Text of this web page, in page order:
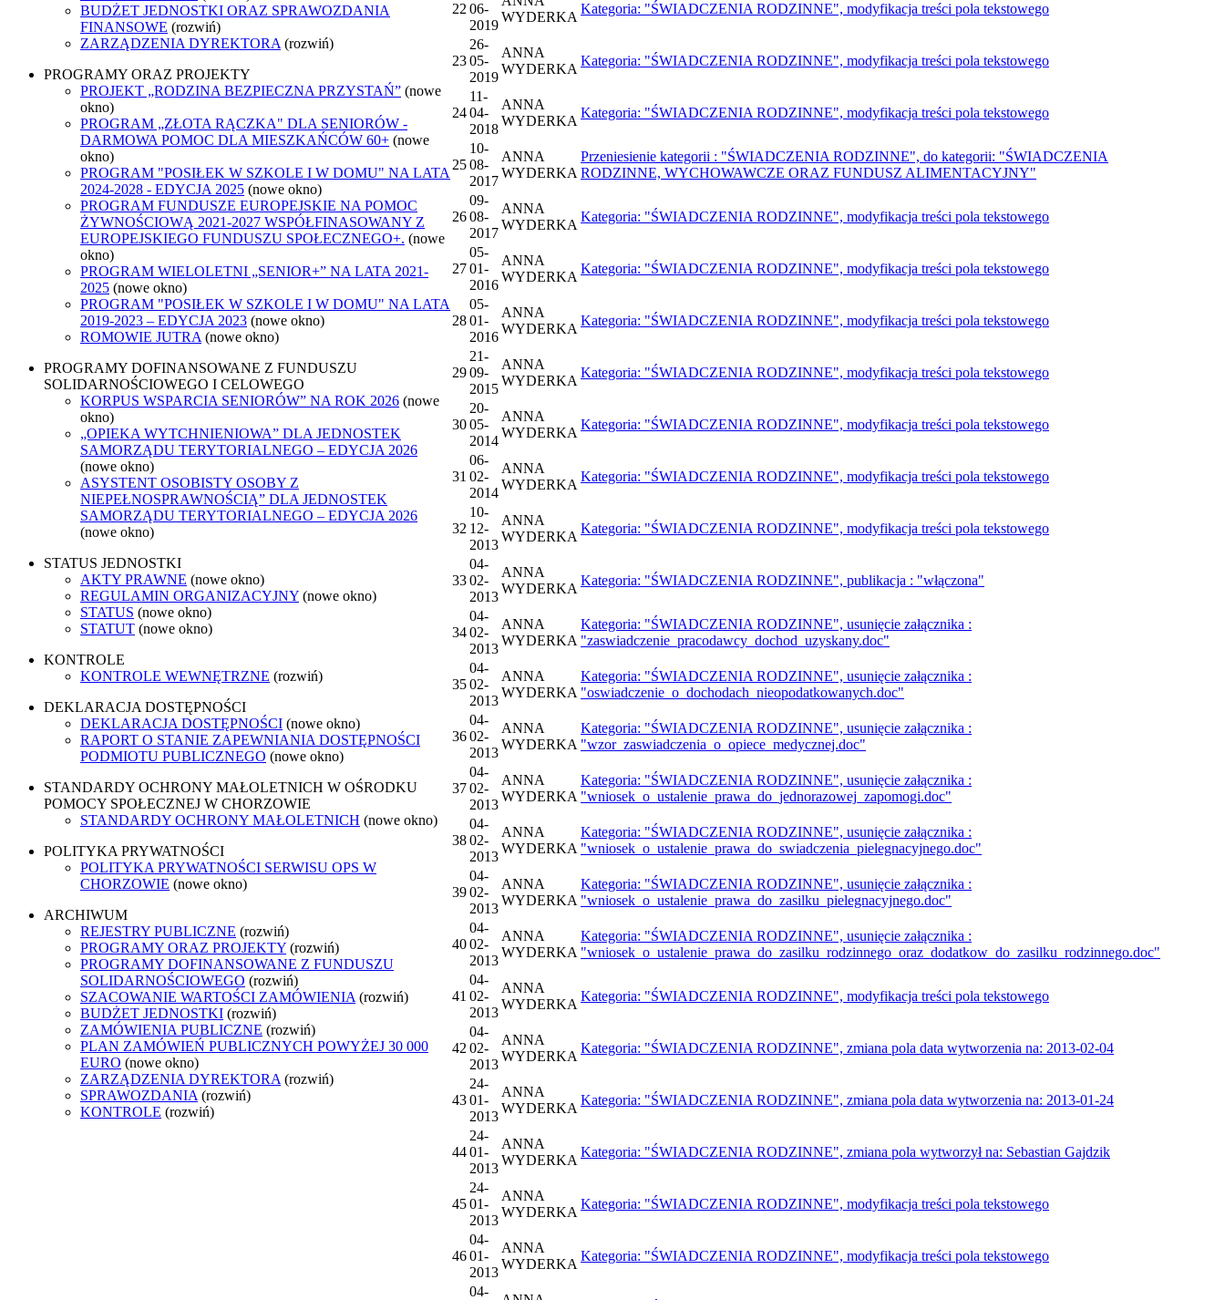
BUDŻET JEDNOSTKI ORAZ SPRAWOZDANIA
FINANSOWE (rozwiń)
ZARZĄDZENIA DYREKTORA (rozwiń)
PROGRAMY ORAZ PROJEKTY
PROJEKT „RODZINA BEZPIECZNA PRZYSTAŃ” (nowe
okno)
PROGRAM „ZŁOTA RĄCZKA" DLA SENIORÓW -
DARMOWA POMOC DLA MIESZKAŃCÓW 60+ (nowe
okno)
PROGRAM "POSIŁEK W SZKOLE I W DOMU" NA LATA
2024-2028 - EDYCJA 2025 (nowe okno)
PROGRAM FUNDUSZE EUROPEJSKIE NA POMOC
ŻYWNOŚCIOWĄ 2021-2027 WSPÓŁFINASOWANY Z
EUROPEJSKIEGO FUNDUSZU SPOŁECZNEGO+. (nowe
okno)
PROGRAM WIELOLETNI „SENIOR+” NA LATA 2021-
2025 (nowe okno)
PROGRAM "POSIŁEK W SZKOLE I W DOMU" NA LATA
2019-2023 – EDYCJA 2023 (nowe okno)
ROMOWIE JUTRA (nowe okno)
PROGRAMY DOFINANSOWANE Z FUNDUSZU
SOLIDARNOŚCIOWEGO I CELOWEGO
KORPUS WSPARCIA SENIORÓW” NA ROK 2026 (nowe
okno)
„OPIEKA WYTCHNIENIOWA” DLA JEDNOSTEK
SAMORZĄDU TERYTORIALNEGO – EDYCJA 2026
(nowe okno)
ASYSTENT OSOBISTY OSOBY Z
NIEPEŁNOSPRAWNOŚCIĄ” DLA JEDNOSTEK
SAMORZĄDU TERYTORIALNEGO – EDYCJA 2026
(nowe okno)
STATUS JEDNOSTKI
AKTY PRAWNE (nowe okno)
REGULAMIN ORGANIZACYJNY (nowe okno)
STATUS (nowe okno)
STATUT (nowe okno)
KONTROLE
KONTROLE WEWNĘTRZNE (rozwiń)
DEKLARACJA DOSTĘPNOŚCI
DEKLARACJA DOSTĘPNOŚCI (nowe okno)
RAPORT O STANIE ZAPEWNIANIA DOSTĘPNOŚCI
PODMIOTU PUBLICZNEGO (nowe okno)
STANDARDY OCHRONY MAŁOLETNICH W OŚRODKU
POMOCY SPOŁECZNEJ W CHORZOWIE
STANDARDY OCHRONY MAŁOLETNICH (nowe okno)
POLITYKA PRYWATNOŚCI
POLITYKA PRYWATNOŚCI SERWISU OPS W
CHORZOWIE (nowe okno)
ARCHIWUM
REJESTRY PUBLICZNE (rozwiń)
PROGRAMY ORAZ PROJEKTY (rozwiń)
PROGRAMY DOFINANSOWANE Z FUNDUSZU
SOLIDARNOŚCIOWEGO (rozwiń)
SZACOWANIE WARTOŚCI ZAMÓWIENIA (rozwiń)
BUDŻET JEDNOSTKI (rozwiń)
ZAMÓWIENIA PUBLICZNE (rozwiń)
PLAN ZAMÓWIEŃ PUBLICZNYCH POWYŻEJ 30 000
EURO (nowe okno)
ZARZĄDZENIA DYREKTORA (rozwiń)
SPRAWOZDANIA (rozwiń)
KONTROLE (rozwiń)
22 06-
2019
WYDERKA
Kategoria: "ŚWIADCZENIA RODZINNE", modyfikacja treści pola tekstowego
23
26-
05-
2019
ANNA
WYDERKA
Kategoria: "ŚWIADCZENIA RODZINNE", modyfikacja treści pola tekstowego
24
11-
04-
2018
ANNA
WYDERKA
Kategoria: "ŚWIADCZENIA RODZINNE", modyfikacja treści pola tekstowego
25
10-
08-
2017
ANNA
WYDERKA
Przeniesienie kategorii : "ŚWIADCZENIA RODZINNE", do kategorii: "ŚWIADCZENIA
RODZINNE, WYCHOWAWCZE ORAZ FUNDUSZ ALIMENTACYJNY"
26
09-
08-
2017
ANNA
WYDERKA
Kategoria: "ŚWIADCZENIA RODZINNE", modyfikacja treści pola tekstowego
27
05-
01-
2016
ANNA
WYDERKA
Kategoria: "ŚWIADCZENIA RODZINNE", modyfikacja treści pola tekstowego
28
05-
01-
2016
ANNA
WYDERKA
Kategoria: "ŚWIADCZENIA RODZINNE", modyfikacja treści pola tekstowego
29
21-
09-
2015
ANNA
WYDERKA
Kategoria: "ŚWIADCZENIA RODZINNE", modyfikacja treści pola tekstowego
30
20-
05-
2014
ANNA
WYDERKA
Kategoria: "ŚWIADCZENIA RODZINNE", modyfikacja treści pola tekstowego
31
06-
02-
2014
ANNA
WYDERKA
Kategoria: "ŚWIADCZENIA RODZINNE", modyfikacja treści pola tekstowego
32
10-
12-
2013
ANNA
WYDERKA
Kategoria: "ŚWIADCZENIA RODZINNE", modyfikacja treści pola tekstowego
33
04-
02-
2013
ANNA
WYDERKA
Kategoria: "ŚWIADCZENIA RODZINNE", publikacja : "włączona"
34
04-
02-
2013
ANNA
WYDERKA
Kategoria: "ŚWIADCZENIA RODZINNE", usunięcie załącznika :
"zaswiadczenie_pracodawcy_dochod_uzyskany.doc"
35
04-
02-
2013
ANNA
WYDERKA
Kategoria: "ŚWIADCZENIA RODZINNE", usunięcie załącznika :
"oswiadczenie_o_dochodach_nieopodatkowanych.doc"
36
04-
02-
2013
ANNA
WYDERKA
Kategoria: "ŚWIADCZENIA RODZINNE", usunięcie załącznika :
"wzor_zaswiadczenia_o_opiece_medycznej.doc"
37
04-
02-
2013
ANNA
WYDERKA
Kategoria: "ŚWIADCZENIA RODZINNE", usunięcie załącznika :
"wniosek_o_ustalenie_prawa_do_jednorazowej_zapomogi.doc"
38
04-
02-
2013
ANNA
WYDERKA
Kategoria: "ŚWIADCZENIA RODZINNE", usunięcie załącznika :
"wniosek_o_ustalenie_prawa_do_swiadczenia_pielegnacyjnego.doc"
39
04-
02-
2013
ANNA
WYDERKA
Kategoria: "ŚWIADCZENIA RODZINNE", usunięcie załącznika :
"wniosek_o_ustalenie_prawa_do_zasilku_pielegnacyjnego.doc"
40
04-
02-
2013
ANNA
WYDERKA
Kategoria: "ŚWIADCZENIA RODZINNE", usunięcie załącznika :
"wniosek_o_ustalenie_prawa_do_zasilku_rodzinnego_oraz_dodatkow_do_zasilku_rodzinnego.doc"
41
04-
02-
2013
ANNA
WYDERKA
Kategoria: "ŚWIADCZENIA RODZINNE", modyfikacja treści pola tekstowego
42
04-
02-
2013
ANNA
WYDERKA
Kategoria: "ŚWIADCZENIA RODZINNE", zmiana pola data wytworzenia na: 2013-02-04
43
24-
01-
2013
ANNA
WYDERKA
Kategoria: "ŚWIADCZENIA RODZINNE", zmiana pola data wytworzenia na: 2013-01-24
44
24-
01-
2013
ANNA
WYDERKA
Kategoria: "ŚWIADCZENIA RODZINNE", zmiana pola wytworzył na: Sebastian Gajdzik
45
24-
01-
2013
ANNA
WYDERKA
Kategoria: "ŚWIADCZENIA RODZINNE", modyfikacja treści pola tekstowego
46
04-
01-
2013
ANNA
WYDERKA
Kategoria: "ŚWIADCZENIA RODZINNE", modyfikacja treści pola tekstowego
04-